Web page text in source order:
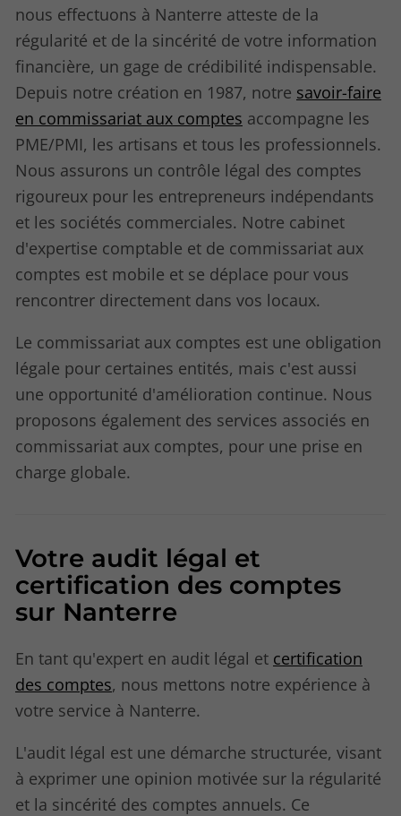
nous effectuons à Nanterre atteste de la
régularité et de la sincérité de votre information
financière, un gage de crédibilité indispensable.
Depuis notre création en 1987, notre savoir-faire
en commissariat aux comptes accompagne les
PME/PMI, les artisans et tous les professionnels.
Nous assurons un contrôle légal des comptes
rigoureux pour les entrepreneurs indépendants
et les sociétés commerciales. Notre cabinet
d'expertise comptable et de commissariat aux
comptes est mobile et se déplace pour vous
rencontrer directement dans vos locaux.
Le commissariat aux comptes est une obligation
légale pour certaines entités, mais c'est aussi
une opportunité d'amélioration continue. Nous
proposons également des services associés en
commissariat aux comptes, pour une prise en
charge globale.
Votre audit légal et
certification des comptes
sur Nanterre
En tant qu'expert en audit légal et certification
des comptes, nous mettons notre expérience à
votre service à Nanterre.
L'audit légal est une démarche structurée, visant
à exprimer une opinion motivée sur la régularité
et la sincérité des comptes annuels. Ce